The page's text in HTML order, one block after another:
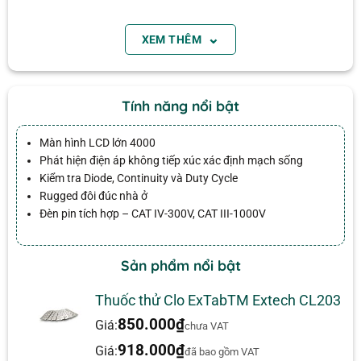
CAT IV-600V, CAT III-1000V
11 chức năng bao gồm tần số, điện dung, và chu
Diode kiểm tra và liên tục bíp
Các clip lưu trữ tích hợp cho các khách hàng
tiềm năng thử nghiệm tích hợp
Nhà đúc đôi cung cấp bảo vệ thêm
Chỉ báo pin quá mức và thấp
Hoàn thành với kiểm tra dẫn và hai pin AAA
Sửa chữa thiết bị
Kiểm tra dây điện trong nhà.
Kiểm tra hệ thống điện trên ô tô và thuyền
Chưa có đánh giá nào.
XEM THÊM ⌄
Tính năng nổi bật
Màn hình LCD lớn 4000
Phát hiện điện áp không tiếp xúc xác định mạch sống
Kiểm tra Diode, Continuity và Duty Cycle
Rugged đôi đúc nhà ở
Đèn pin tích hợp – CAT IV-300V, CAT III-1000V
Sản phẩm nổi bật
Thuốc thử Clo ExTabTM Extech CL203
Giá:850.000₫chưa VAT
Giá:918.000₫đã bao gồm VAT